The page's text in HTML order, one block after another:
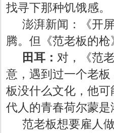
找寻下那种饥饿感。
澎湃新闻：《开
腾。但《范老板的
田耳： 对，《范
意，遇到过一个老
板没什么文化，他
代人的青春荷尔蒙
范老板想要雇人